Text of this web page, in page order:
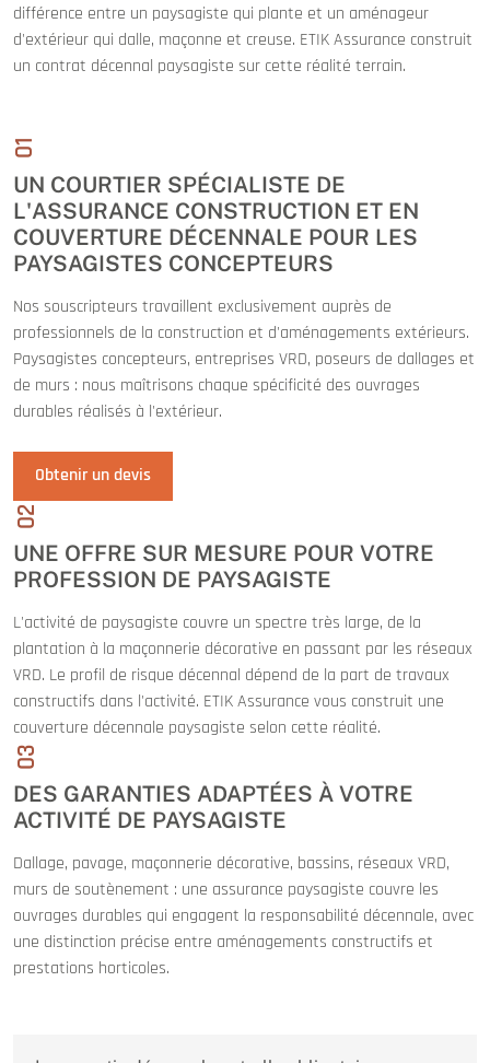
différence entre un paysagiste qui plante et un aménageur
d'extérieur qui dalle, maçonne et creuse. ETIK Assurance construit
un contrat décennal paysagiste sur cette réalité terrain.
01
UN COURTIER SPÉCIALISTE DE
L'ASSURANCE CONSTRUCTION ET EN
COUVERTURE DÉCENNALE POUR LES
PAYSAGISTES CONCEPTEURS
Nos souscripteurs travaillent exclusivement auprès de
professionnels de la construction et d'aménagements extérieurs.
Paysagistes concepteurs, entreprises VRD, poseurs de dallages et
de murs : nous maîtrisons chaque spécificité des ouvrages
durables réalisés à l'extérieur.
Obtenir un devis
02
UNE OFFRE SUR MESURE POUR VOTRE
PROFESSION DE PAYSAGISTE
L'activité de paysagiste couvre un spectre très large, de la
plantation à la maçonnerie décorative en passant par les réseaux
VRD. Le profil de risque décennal dépend de la part de travaux
constructifs dans l'activité. ETIK Assurance vous construit une
couverture décennale paysagiste selon cette réalité.
03
DES GARANTIES ADAPTÉES À VOTRE
ACTIVITÉ DE PAYSAGISTE
Dallage, pavage, maçonnerie décorative, bassins, réseaux VRD,
murs de soutènement : une assurance paysagiste couvre les
ouvrages durables qui engagent la responsabilité décennale, avec
une distinction précise entre aménagements constructifs et
prestations horticoles.